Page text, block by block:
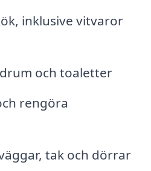
inklusive vitvaror
och toaletter
rengöra
tak och dörrar